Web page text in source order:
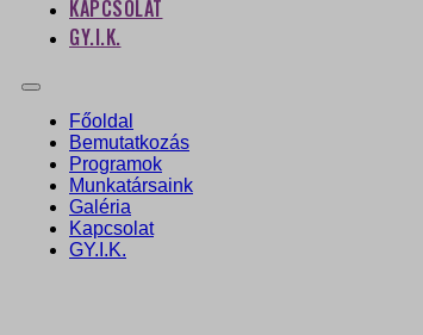
KAPCSOLAT
GY.I.K.
Főoldal
Bemutatkozás
Programok
Munkatársaink
Galéria
Kapcsolat
GY.I.K.